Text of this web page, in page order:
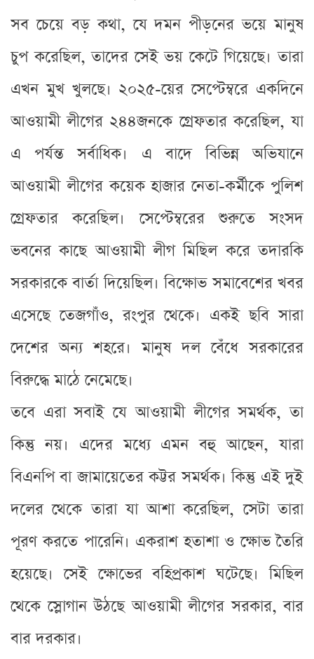
সব চেয়ে বড় কথা, যে দমন পীড়নের ভয়ে মানুষ
চুপ করেছিল, তাদের সেই ভয় কেটে গিয়েছে। তারা
এখন মুখ খুলছে। ২০২৫-য়ের সেপ্টেম্বরে একদিনে
আওয়ামী লীগের ২৪৪জনকে গ্রেফতার করেছিল, যা
এ পর্যন্ত সর্বাধিক। এ বাদে বিভিন্ন অভিযানে
আওয়ামী লীগের কয়েক হাজার নেতা-কর্মীকে পুলিশ
গ্রেফতার করেছিল। সেপ্টেম্বরের শুরুতে সংসদ
ভবনের কাছে আওয়ামী লীগ মিছিল করে তদারকি
সরকারকে বার্তা দিয়েছিল। বিক্ষোভ সমাবেশের খবর
এসেছে তেজগাঁও, রংপুর থেকে। একই ছবি সারা
দেশের অন্য শহরে। মানুষ দল বেঁধে সরকারের
বিরুদ্ধে মাঠে নেমেছে।
তবে এরা সবাই যে আওয়ামী লীগের সমর্থক, তা
কিন্তু নয়। এদের মধ্যে এমন বহু আছেন, যারা
বিএনপি বা জামায়েতের কট্টর সমর্থক। কিন্তু এই দুই
দলের থেকে তারা যা আশা করেছিল, সেটা তারা
পূরণ করতে পারেনি। একরাশ হতাশা ও ক্ষোভ তৈরি
হয়েছে। সেই ক্ষোভের বহিপ্রকাশ ঘটেছে। মিছিল
থেকে স্লোগান উঠছে আওয়ামী লীগের সরকার, বার
বার দরকার।